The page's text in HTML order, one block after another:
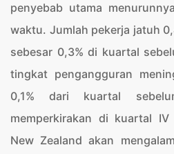
penyebab utama
waktu. Jumlah pekerja jatuh
sebesar 0,3% di kuartal
tingkat pengangguran
0,1% dari kuartal
memperkirakan di kuartal
New Zealand akan